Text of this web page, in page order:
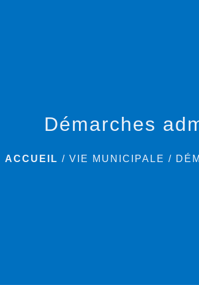
Démarches
ACCUEIL /VIE MUNICIPALE /